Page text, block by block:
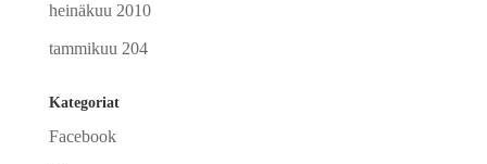
heinäkuu 2010
tammikuu 204
Kategoriat
Facebook